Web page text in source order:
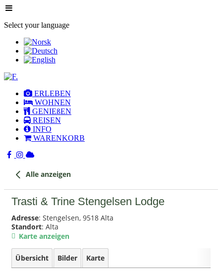
Select your language
ERLEBEN
WOHNEN
GENIEßEN
REISEN
INFO
WARENKORB
Alle anzeigen
Trasti & Trine Stengelsen Lodge
Adresse: Stengelsen, 9518 Alta
Standort: Alta
Karte anzeigen
Übersicht Bilder Karte